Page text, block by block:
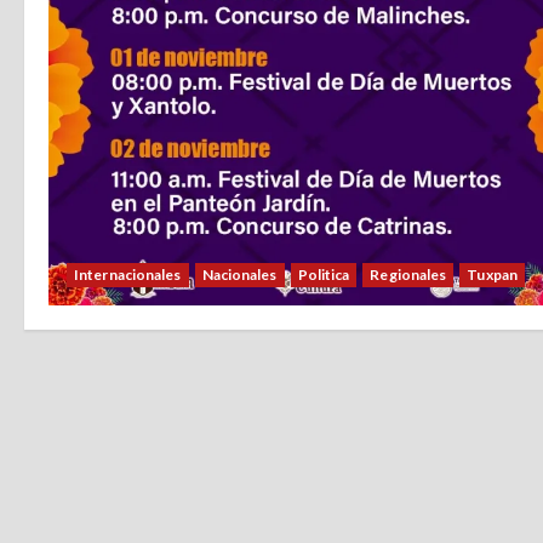
Internacionales Nacionales Politica Regionales Tuxpan